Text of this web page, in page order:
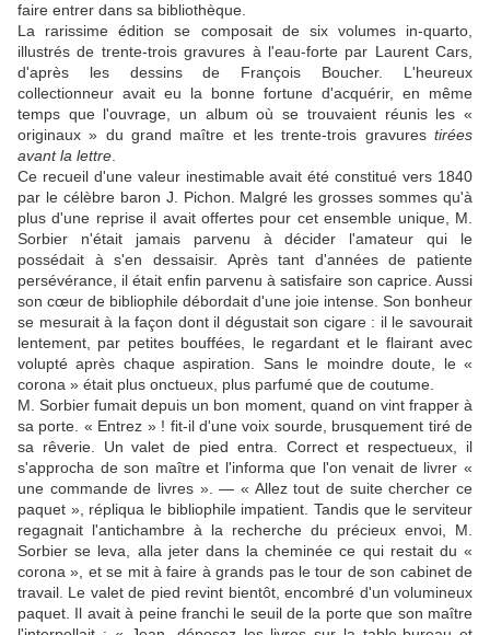
faire entrer dans sa bibliothèque.
La rarissime édition se composait de six volumes in-quarto,
illustrés de trente-trois gravures à l'eau-forte par Laurent Cars,
d'après les dessins de François Boucher. L'heureux
collectionneur avait eu la bonne fortune d'acquérir, en même
temps que l'ouvrage, un album où se trouvaient réunis les «
originaux » du grand maître et les trente-trois gravures tirées
avant la lettre
Ce recueil d'une valeur inestimable avait été constitué vers 1840
par le célèbre baron J. Pichon. Malgré les grosses sommes qu'à
plus d'une reprise il avait offertes pour cet ensemble unique, M.
Sorbier n'était jamais parvenu à décider l'amateur qui le
possédait à s'en dessaisir. Après tant d'années de patiente
persévérance, il était enfin parvenu à satisfaire son caprice. Aussi
son cœur de bibliophile débordait d'une joie intense. Son bonheur
se mesurait à la façon dont il dégustait son cigare : il le savourait
lentement, par petites bouffées, le regardant et le flairant avec
volupté après chaque aspiration. Sans le moindre doute, le «
corona » était plus onctueux, plus parfumé que de coutume.
M. Sorbier fumait depuis un bon moment, quand on vint frapper à
sa porte. « Entrez » ! fit-il d'une voix sourde, brusquement tiré de
sa rêverie. Un valet de pied entra. Correct et respectueux, il
s'approcha de son maître et l'informa que l'on venait de livrer «
une commande de livres ». — « Allez tout de suite chercher ce
paquet », répliqua le bibliophile impatient. Tandis que le serviteur
regagnait l'antichambre à la recherche du précieux envoi, M.
Sorbier se leva, alla jeter dans la cheminée ce qui restait du «
corona », et se mit à faire à grands pas le tour de son cabinet de
travail. Le valet de pied revint bientôt, encombré d'un volumineux
paquet. Il avait à peine franchi le seuil de la porte que son maître